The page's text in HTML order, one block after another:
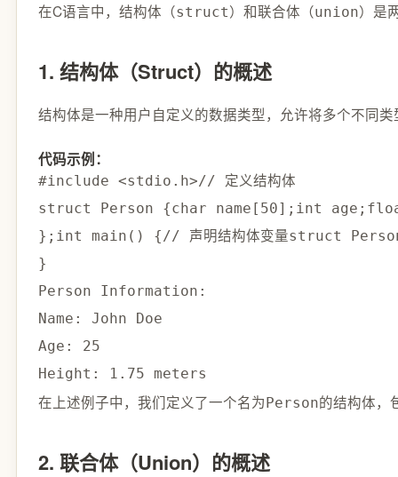
在C语言中，结构体（struct）和联合体（union）是
1. 结构体（Struct）的概述
结构体是一种用户自定义的数据类型，允许将多个不同
代码示例：
#include <stdio.h>// 定义结构体
struct
Person {char name [ 50] ; int age ;
} ; int main ( ) {// 声明结构体变量struct
}
Person Information:
Name: John Doe
Age: 25
Height:
1.75
在上述例子中，我们定义了一个名为 Person的结构体，
2. 联合体（Union）的概述